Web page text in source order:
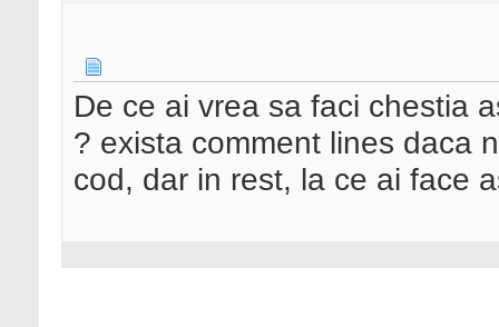
De ce ai vrea sa faci chestia
? exista comment lines daca
cod, dar in rest, la ce ai face